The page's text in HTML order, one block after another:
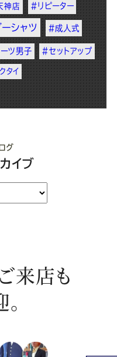
神店 #リピーター
シャツ #成人式
ツ男子 #セットアップ
タイ
グ
イブ
来店も